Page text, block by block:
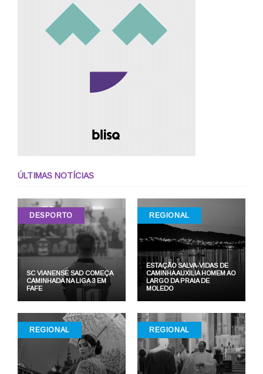
ÚLTIMAS NOTÍCIAS
DESPORTO
SC VIANENSE SAD COMEÇA
CAMINHADA NA LIGA 3 EM
FAFE
REGIONAL
ESTAÇÃO SALVA-VIDAS DE
CAMINHA AUXILIA HOMEM AO
LARGO DA PRAIA DE
MOLEDO
REGIONAL REGIONAL